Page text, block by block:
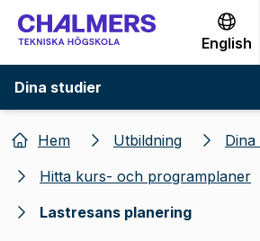
Gå till innehållet
English
Dina studier
Hem Utbildning
Hitta kurs- och programplaner
Lastresans planering